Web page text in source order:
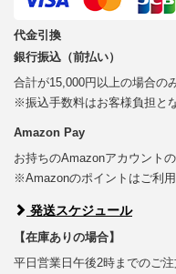
代金引換
銀行振込（前払い）
合計が15,000円以上の場合の
※振込手数料はお客様負担と
Amazon Pay
お持ちのAmazonアカウント
※Amazonのポイントはご利用
発送スケジュール
【在庫ありの場合】
平日営業日午後2時までのご